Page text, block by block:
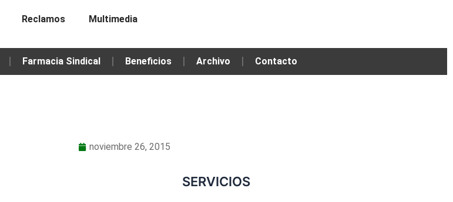
Reclamos Multimedia
Farmacia Sindical Beneficios Archivo Contacto
noviembre 26, 2015
SERVICIOS